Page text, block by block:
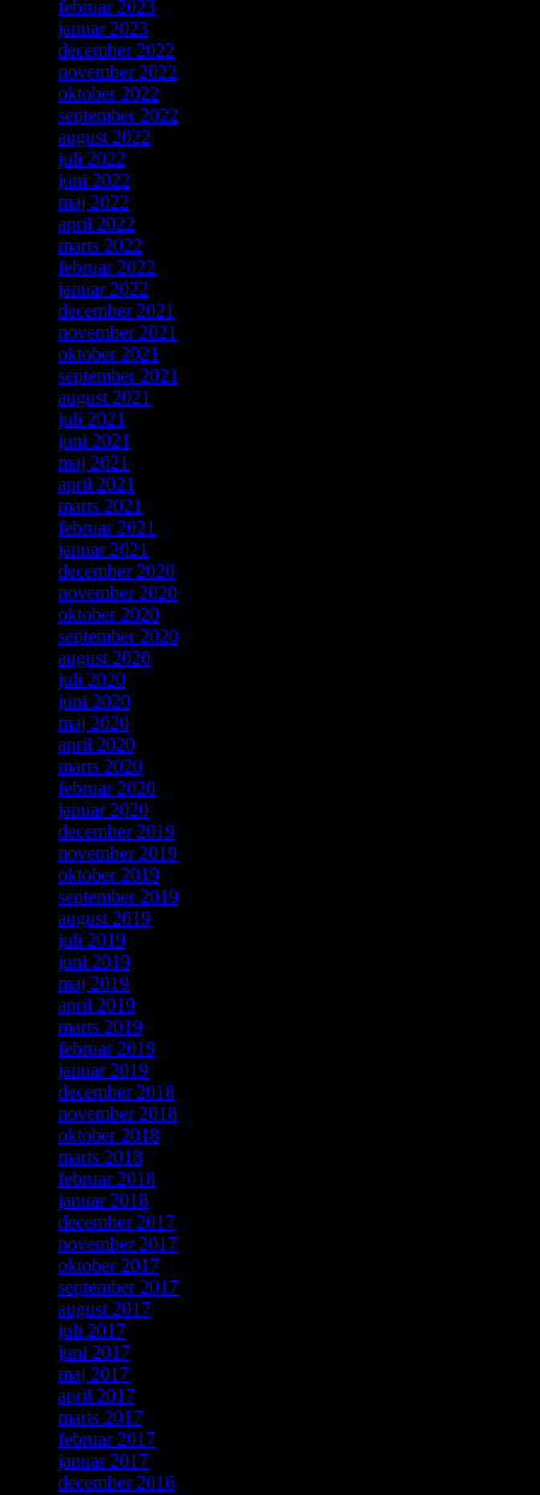
februar 2023
januar 2023
december 2022
november 2022
oktober 2022
september 2022
august 2022
juli 2022
juni 2022
maj 2022
april 2022
marts 2022
februar 2022
januar 2022
december 2021
november 2021
oktober 2021
september 2021
august 2021
juli 2021
juni 2021
maj 2021
april 2021
marts 2021
februar 2021
januar 2021
december 2020
november 2020
oktober 2020
september 2020
august 2020
juli 2020
juni 2020
maj 2020
april 2020
marts 2020
februar 2020
januar 2020
december 2019
november 2019
oktober 2019
september 2019
august 2019
juli 2019
juni 2019
maj 2019
april 2019
marts 2019
februar 2019
januar 2019
december 2018
november 2018
oktober 2018
marts 2018
februar 2018
januar 2018
december 2017
november 2017
oktober 2017
september 2017
august 2017
juli 2017
juni 2017
maj 2017
april 2017
marts 2017
februar 2017
januar 2017
december 2016